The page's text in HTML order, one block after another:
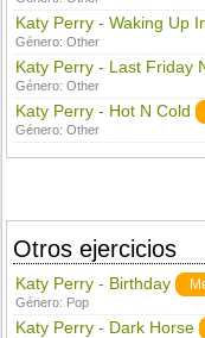
Katy Perry - Waking Up
Género:Other
Katy Perry - Last Friday
Género:Other
Katy Perry - Hot N Cold
Género:Other
Otros ejercicios
Katy Perry - Birthday
Género: Pop
Katy Perry - Dark Horse